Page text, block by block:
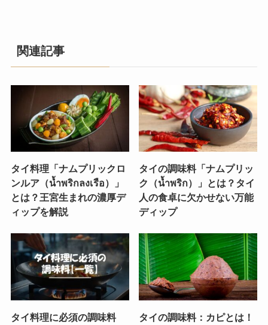
関連記事
タイ料理「ナムプリックロ
ンルア（น้ำพริกลงเรือ）」
とは？王宮生まれの濃厚デ
ィップを解説
タイの調味料「ナムプリッ
ク（น้ำพริก）」とは？タイ
人の食卓に欠かせない万能
ディップ
タイ料理に必須の調味料
タイの調味料：カピとは！